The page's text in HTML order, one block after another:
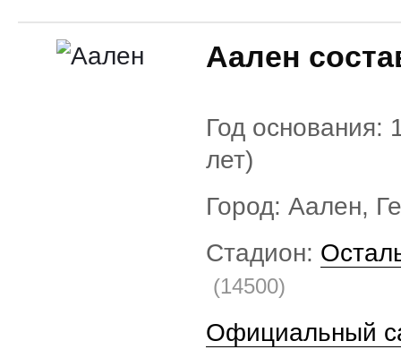
Аален
Год основания:
лет)
Город: Аален,
Стадион:
(14500)
Официальный